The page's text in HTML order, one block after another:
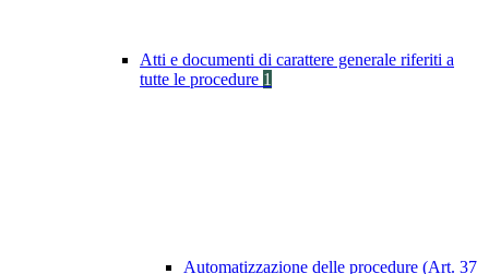
Atti e documenti di carattere generale riferiti a
tutte le procedure 1
Automatizzazione delle procedure (Art. 37